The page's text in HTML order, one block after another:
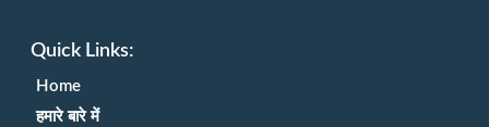
Quick Links:
Home
हमारे बारे में